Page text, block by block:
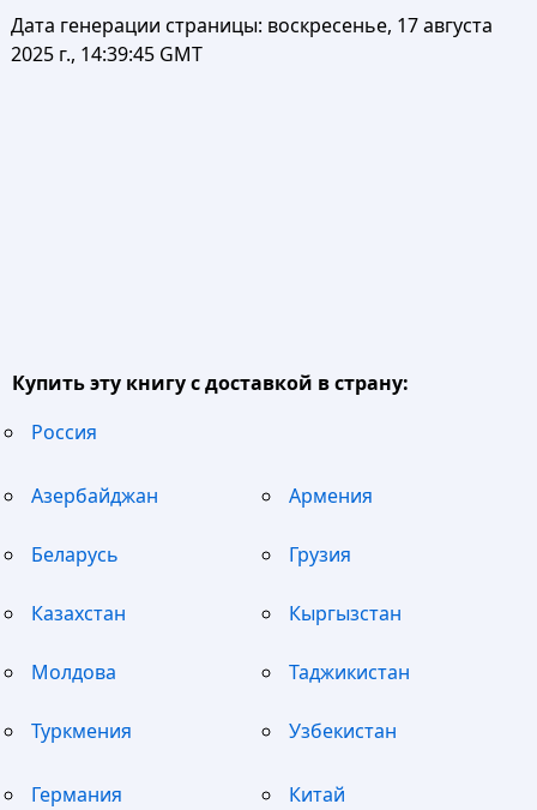
Дата генерации страницы: воскресенье, 17 августа
2025 г., 14:39:45 GMT
Купить эту книгу с доставкой в страну:
Россия
Азербайджан Армения
Беларусь Грузия
Казахстан Кыргызстан
Молдова Таджикистан
Туркмения Узбекистан
Германия Китай